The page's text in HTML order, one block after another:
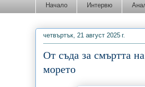
Начало Интервю
четвъртък, 21 август 2025 г.
От съда за смъртта
морето